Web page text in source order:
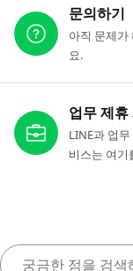
문의하기
아직 문제가
요.
업무 제
LINE과 업
비스는 여기